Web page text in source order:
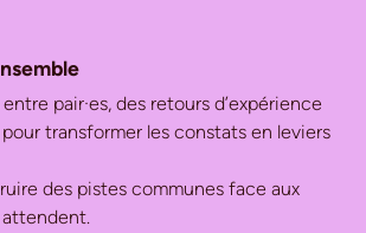
pair·es, des retours d’expérience
transformer les constats en leviers
des pistes communes face aux